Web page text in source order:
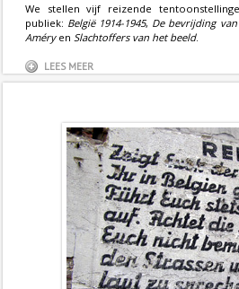
We stellen vijf reizende
publiek: België 1914-1945, De bevrijding
Améryen Slachtoffers van het beeld.
LEES MEER